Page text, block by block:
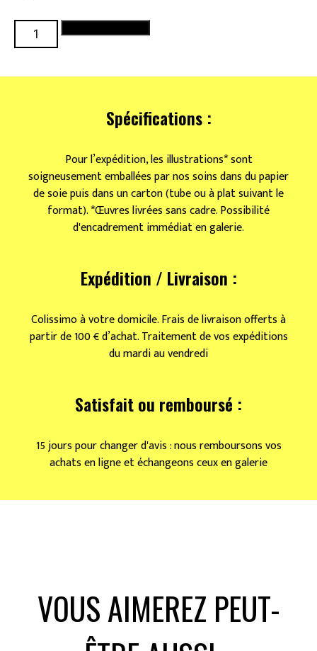
quantité
de
au
Spécifications :
Pour l’expédition, les illustrations* sont
soigneusement emballées par nos soins dans du papier
de soie puis dans un carton (tube ou à plat suivant le
format). *Œuvres livrées sans cadre. Possibilité
d'encadrement immédiat en galerie.
Expédition / Livraison :
Colissimo à votre domicile. Frais de livraison offerts à
partir de 100 € d’achat. Traitement de vos expéditions
du mardi au vendredi
Satisfait ou remboursé :
15 jours pour changer d'avis : nous remboursons vos
achats en ligne et échangeons ceux en galerie
VOUS AIMEREZ PEUT-